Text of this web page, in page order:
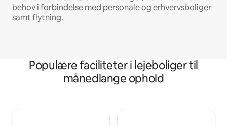
behov i forbindelse med personale og erhvervsboliger
samt flytning.
Populære faciliteter i lejeboliger til
månedlange ophold